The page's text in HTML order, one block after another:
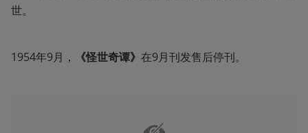
世。
1954年9月， 《怪世奇谭》 在9月刊发售后停刊。